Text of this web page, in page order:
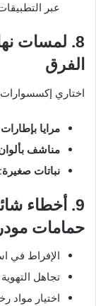
عبر
8. لمسات
الفرق
اختاري
مرايا
مناشف
نباتات صغيرة
9. أخطاء
حمامات
الإفراط في
تجاهل
اختيار مواد